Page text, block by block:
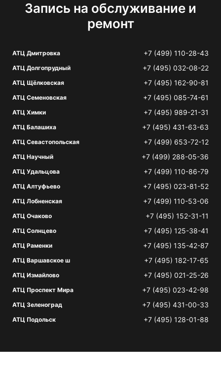
Запись на обслуживание и
ремонт
АТЦ Дмитровка +7 (499) 110-28-43
АТЦ Долгопрудный +7 (495) 032-08-22
АТЦ Щёлковская +7 (495) 162-90-81
АТЦ Семеновская +7 (495) 085-74-61
АТЦ Химки +7 (495) 989-21-31
АТЦ Балашиха +7 (495) 431-63-63
АТЦ Севастопольская +7 (499) 653-72-12
АТЦ Научный +7 (499) 288-05-36
АТЦ Удальцова +7 (499) 110-86-79
АТЦ Алтуфьево +7 (495) 023-81-52
АТЦ Лобненская +7 (499) 110-53-06
АТЦ Очаково +7 (495) 152-31-11
АТЦ Солнцево +7 (495) 125-38-41
АТЦ Раменки +7 (495) 135-42-87
АТЦ Варшавское ш +7 (495) 182-17-65
АТЦ Измайлово +7 (495) 021-25-26
АТЦ Проспект Мира +7 (495) 023-42-98
АТЦ Зеленоград +7 (495) 431-00-33
АТЦ Подольск +7 (495) 128-01-88